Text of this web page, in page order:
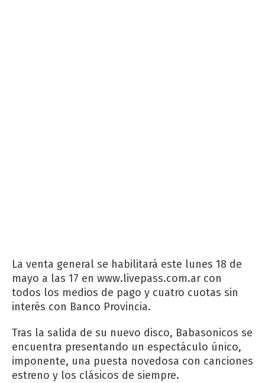
La venta general se habilitará este lunes 18 de
mayo a las 17 en www.livepass.com.ar con
todos los medios de pago y cuatro cuotas sin
interés con Banco Provincia.
Tras la salida de su nuevo disco, Babasonicos se
encuentra presentando un espectáculo único,
imponente, una puesta novedosa con canciones
estreno y los clásicos de siempre.